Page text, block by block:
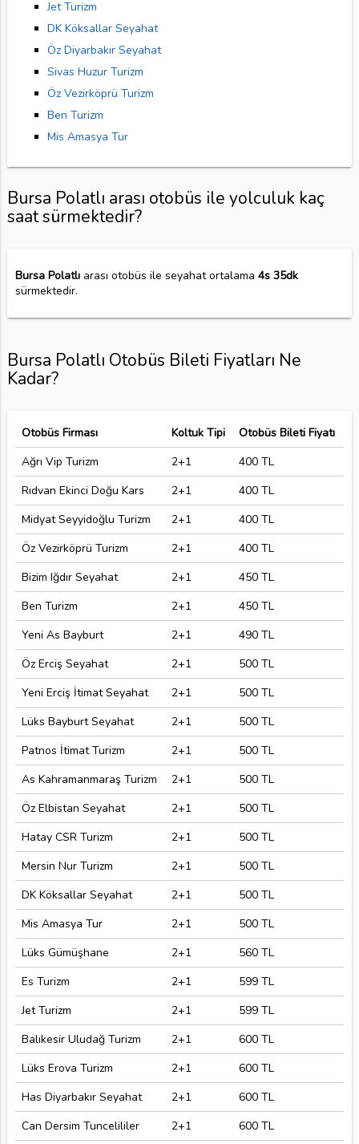
Jet Turizm
DK Köksallar Seyahat
Öz Diyarbakır Seyahat
Sivas Huzur Turizm
Öz Vezirköprü Turizm
Ben Turizm
Mis Amasya Tur
Bursa Polatlı arası otobüs ile yolculuk kaç
saat sürmektedir?
Bursa Polatlıarası otobüs ile seyahat ortalama 4s 35dk
sürmektedir.
Bursa Polatlı Otobüs Bileti Fiyatları Ne
Kadar?
Otobüs Firması Koltuk Tipi
Otobüs Bileti Fiyatı
Ağrı Vip Turizm
2+1
400 TL
Rıdvan Ekinci Doğu Kars
2+1
400 TL
Midyat Seyyidoğlu Turizm
2+1
400 TL
Öz Vezirköprü Turizm
2+1
400 TL
Bizim Iğdır Seyahat
2+1
450 TL
Ben Turizm
2+1
450 TL
Yeni As Bayburt
2+1
490 TL
Öz Erciş Seyahat
2+1
500 TL
Yeni Erciş İtimat Seyahat
2+1
500 TL
Lüks Bayburt Seyahat
2+1
500 TL
Patnos İtimat Turizm
2+1
500 TL
As Kahramanmaraş Turizm
2+1
500 TL
Öz Elbistan Seyahat
2+1
500 TL
Hatay CSR Turizm
2+1
500 TL
Mersin Nur Turizm
2+1
500 TL
DK Köksallar Seyahat
2+1
500 TL
Mis Amasya Tur
2+1
500 TL
Lüks Gümüşhane
2+1
560 TL
Es Turizm
2+1
599 TL
Jet Turizm
2+1
599 TL
Balıkesir Uludağ Turizm
2+1
600 TL
Lüks Erova Turizm
2+1
600 TL
Has Diyarbakır Seyahat
2+1
600 TL
Can Dersim Tuncelililer
2+1
600 TL